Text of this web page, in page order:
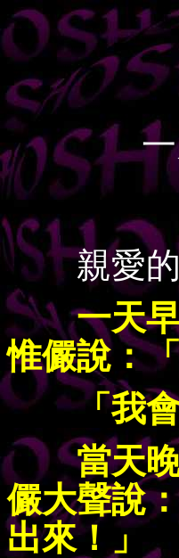
親愛的
一天早上
惟儼說：
「我會在
當天晚上
儼大聲說
出來！」